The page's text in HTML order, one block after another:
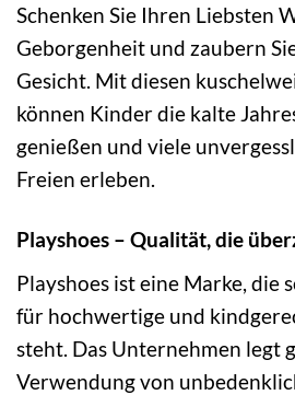
Schenken Sie Ihren Liebsten
Geborgenheit und zaubern
Gesicht. Mit diesen
können Kinder die kalte
genießen und viele
Freien erleben.
Playshoes – Qualität, die
Playshoes ist eine Marke, die
für hochwertige und
steht. Das Unternehmen legt
Verwendung von